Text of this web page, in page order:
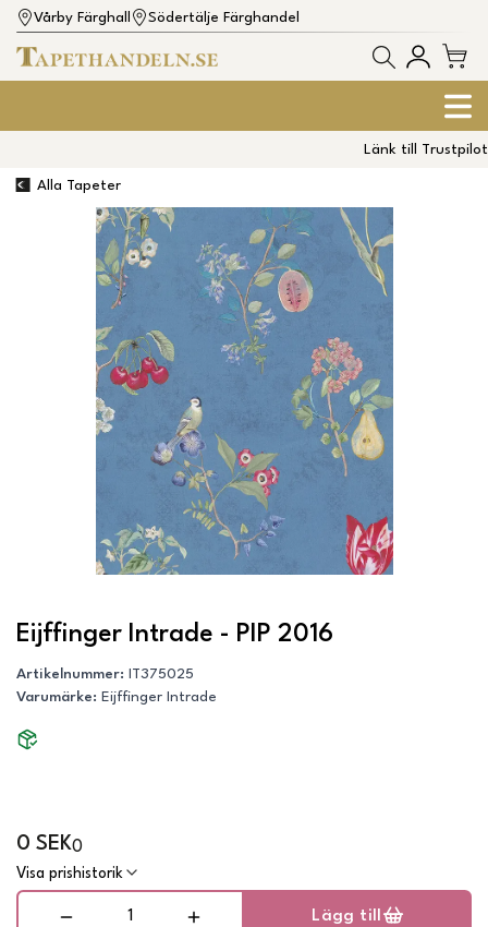
Vårby Färghall Södertälje Färghandel
Länk till Trustpilot
Alla Tapeter
Eijffinger Intrade - PIP 2016
Artikelnummer:
IT375025
Varumärke: Eijffinger Intrade
0 SEK0
Visa prishistorik
Lägg till